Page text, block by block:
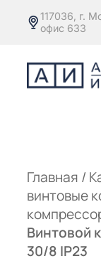
117036, г.
офис 633
Главная /
винтовые
Винтовой
30/8 IP23